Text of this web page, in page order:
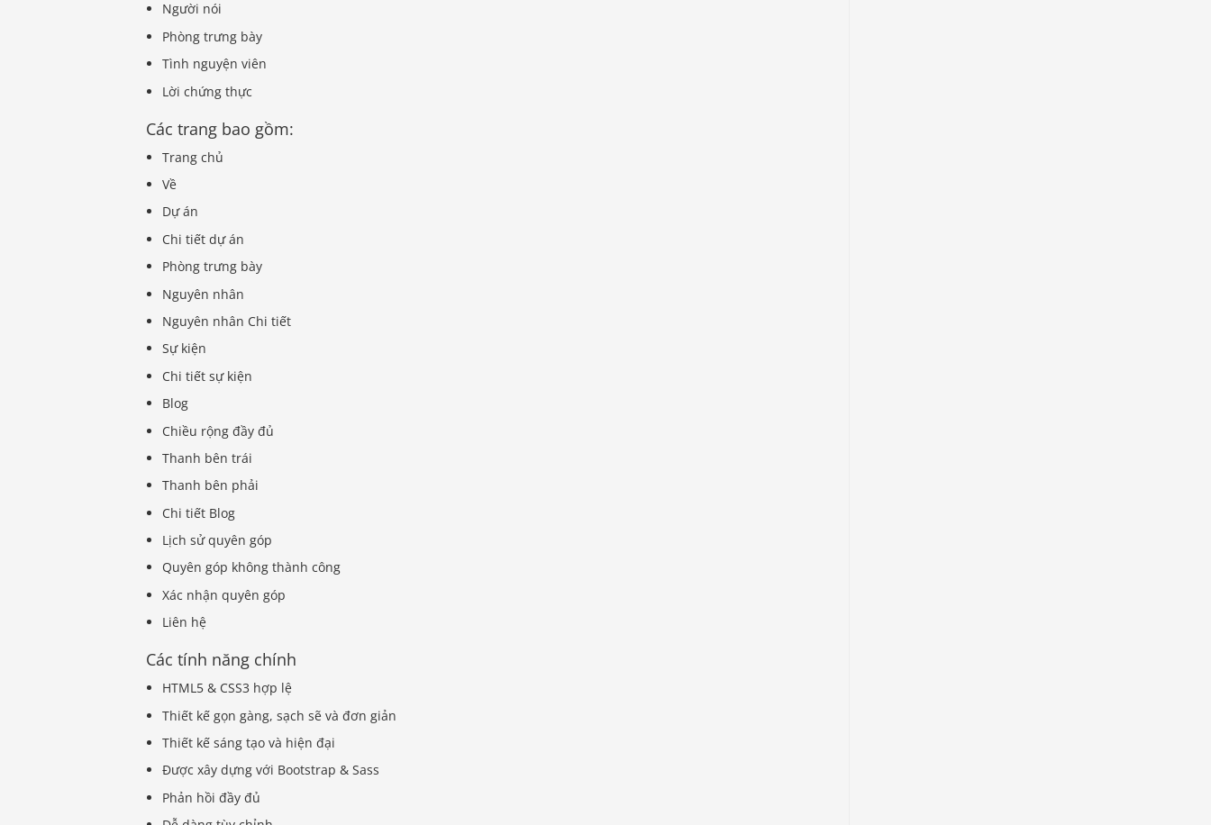
Người nói
Phòng trưng bày
Tình nguyện viên
Lời chứng thực
Các trang bao gồm:
Trang chủ
Về
Dự án
Chi tiết dự án
Phòng trưng bày
Nguyên nhân
Nguyên nhân Chi tiết
Sự kiện
Chi tiết sự kiện
Blog
Chiều rộng đầy đủ
Thanh bên trái
Thanh bên phải
Chi tiết Blog
Lịch sử quyên góp
Quyên góp không thành công
Xác nhận quyên góp
Liên hệ
Các tính năng chính
HTML5 & CSS3 hợp lệ
Thiết kế gọn gàng, sạch sẽ và đơn giản
Thiết kế sáng tạo và hiện đại
Được xây dựng với Bootstrap & Sass
Phản hồi đầy đủ